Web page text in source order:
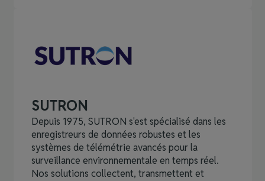
SUTRON
Depuis 1975, SUTRON s'est spécialisé dans les
enregistreurs de données robustes et les
systèmes de télémétrie avancés pour la
surveillance environnementale en temps réel.
Nos solutions collectent, transmettent et